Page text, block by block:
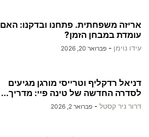
אריזה משפחתית. פתחנו ובדקנו: האם
עומדת במבחן הזמן?
עידו נוימן - פברואר 20, 2026
דניאל רדקליף וטרייסי מורגן מגיעים
לסדרה החדשה של טינה פיי: מדריך...
דרור ניר קסטל - פברואר 2, 2026